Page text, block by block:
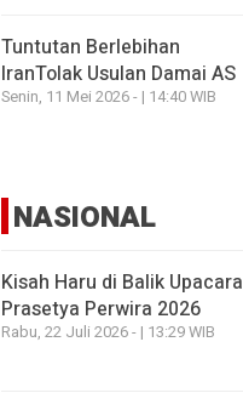
Tuntutan Berlebihan
IranTolak Usulan Damai AS
Senin, 11 Mei 2026 - | 14:40 WIB
NASIONAL
Kisah Haru di Balik Upacara
Prasetya Perwira 2026
Rabu, 22 Juli 2026 - | 13:29 WIB